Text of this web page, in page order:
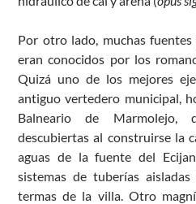
Por otro lado, muchas
eran conocidos por los
Quizá uno de los mejores
antiguo vertedero municipal,
Balneario de Marmolejo,
descubiertas al construirse la
aguas de la fuente del
sistemas de tuberías
termas de la villa. Otro